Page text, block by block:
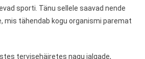
sporti. Tänu sellele saavad nende
mis tähendab kogu organismi paremat
tervisehäiretes nagu jalgade,